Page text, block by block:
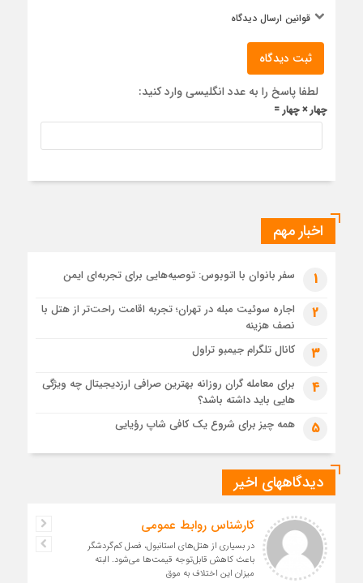
قوانین ارسال دیدگاه
ثبت دیدگاه
لطفا پاسخ را به عدد انگلیسی وارد کنید:
چهار × چهار =
اخبار مهم
1 سفر بانوان با اتوبوس: توصیه‌هایی برای تجربه‌ای ایمن
2
اجاره سوئیت مبله در تهران؛ تجربه اقامت راحت‌تر از هتل با
نصف هزینه
3 کانال تلگرام جیمبو تراول
4
برای معامله گران روزانه بهترین صرافی ارزدیجیتال چه ویژگی
هایی باید داشته باشد؟
5 همه چیز برای شروع یک کافی شاپ رؤیایی
دیدگاههای اخیر
کارشناس روابط عمومی
در بسیاری از هتل‌های استانبول، فصل کم‌گردشگر
باعث کاهش قابل‌توجه قیمت‌ها می‌شود. البته
میزان این اختلاف به موق